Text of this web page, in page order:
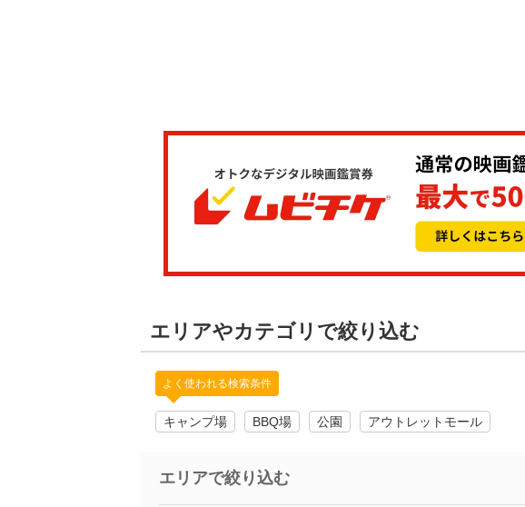
エリアやカテゴリで絞り込む
よく使われる検索条件
キャンプ場 BBQ場 公園 アウトレットモール
エリアで絞り込む